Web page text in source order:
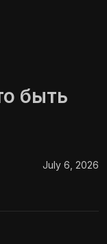
быть
July 6, 2026